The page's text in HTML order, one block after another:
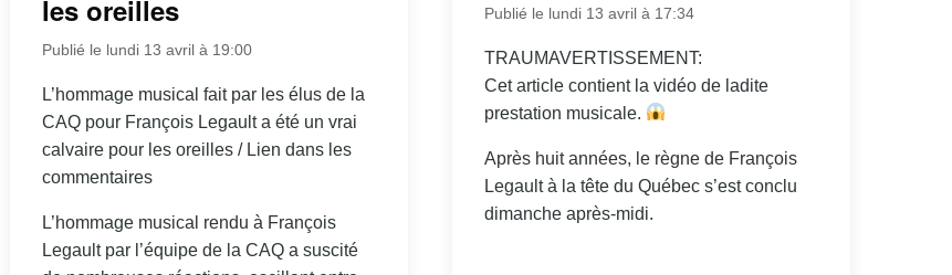
les oreilles
Publié le lundi 13 avril à 19:00
L’hommage musical fait par les élus de la
CAQ pour François Legault a été un vrai
calvaire pour les oreilles / Lien dans les
commentaires
L’hommage musical rendu à François
Legault par l’équipe de la CAQ a suscité
Publié le lundi 13 avril à 17:34
TRAUMAVERTISSEMENT:
Cet article contient la vidéo de ladite
prestation musicale.
Après huit années, le règne de François
Legault à la tête du Québec s’est conclu
dimanche après-midi.